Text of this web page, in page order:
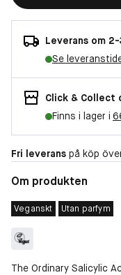
Leverans om
Se
Click & Collect
Finns i lager i
Fri leverans på köp
Om produkten
Veganskt Utan parfym
The Ordinary Salicylic